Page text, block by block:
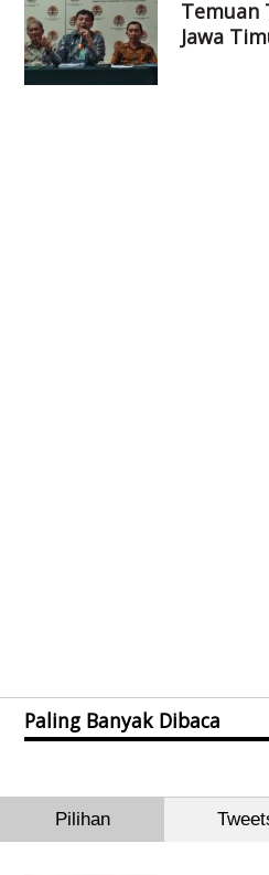
Temuan
Jawa
Paling Banyak Dibaca
Pilihan